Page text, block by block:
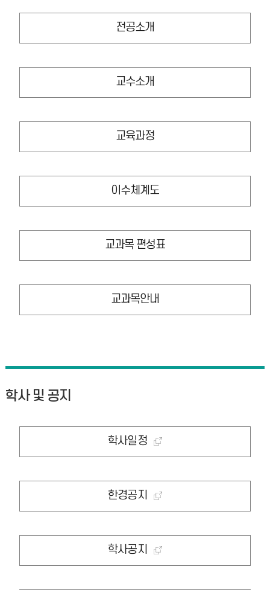
전공소개
교수소개
교육과정
이수체계도
교과목 편성표
교과목안내
학사 및 공지
학사일정
한경공지
학사공지